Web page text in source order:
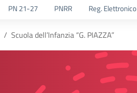
PN 21-27 PNRR Reg. Elettronico
Scuola dell’Infanzia “G. PIAZZA”